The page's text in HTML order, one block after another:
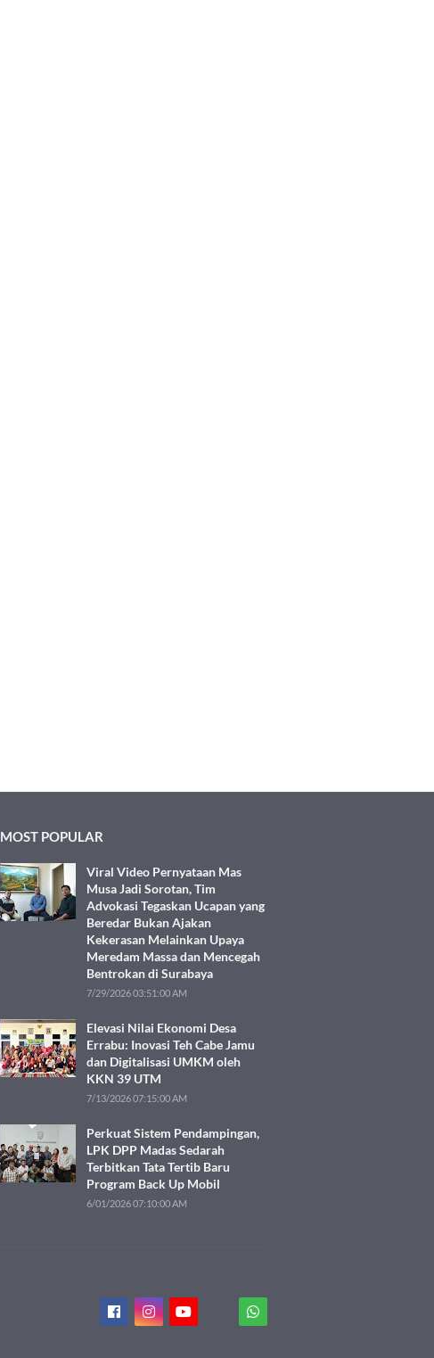
MOST POPULAR
Viral Video Pernyataan Mas
Musa Jadi Sorotan, Tim
Advokasi Tegaskan Ucapan yang
Beredar Bukan Ajakan
Kekerasan Melainkan Upaya
Meredam Massa dan Mencegah
Bentrokan di Surabaya
7/29/2026 03:51:00 AM
Elevasi Nilai Ekonomi Desa
Errabu: Inovasi Teh Cabe Jamu
dan Digitalisasi UMKM oleh
KKN 39 UTM
7/13/2026 07:15:00 AM
Perkuat Sistem Pendampingan,
LPK DPP Madas Sedarah
Terbitkan Tata Tertib Baru
Program Back Up Mobil
6/01/2026 07:10:00 AM